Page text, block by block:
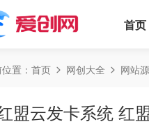
首页
置： 首页 网创大全 网站
盟云发卡系统 红